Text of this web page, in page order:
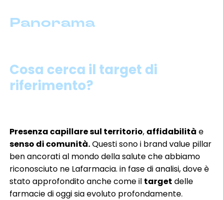
Panorama
Cosa cerca il target di
riferimento?
Presenza capillare sul territorio, affidabilità e
senso di comunità.Questi sono i brand value pillar
ben ancorati al mondo della saluteche abbiamo
riconosciuto ne Lafarmacia. in fase di analisi, dove è
stato approfondito anche come il target delle
farmacie di oggi sia evoluto profondamente.